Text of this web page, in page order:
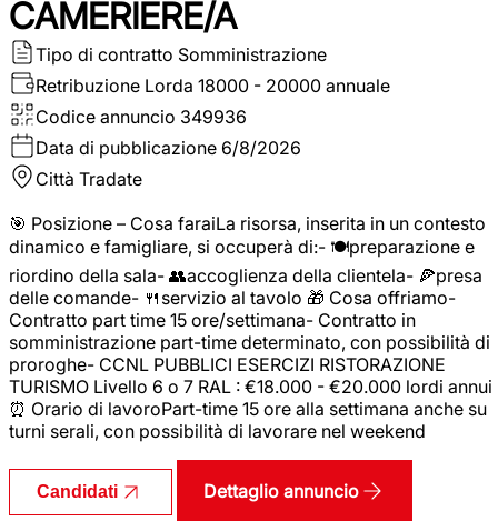
CAMERIERE/A
Tipo di contratto Somministrazione
Retribuzione Lorda 18000 - 20000 annuale
Codice annuncio 349936
Data di pubblicazione 6/8/2026
Città Tradate
🎯 Posizione – Cosa faraiLa risorsa, inserita in un contesto
dinamico e famigliare, si occuperà di:- 🍽️preparazione e
riordino della sala- 👥accoglienza della clientela- 🍕presa
delle comande- 🍴servizio al tavolo 🎁 Cosa offriamo-
Contratto part time 15 ore/settimana- Contratto in
somministrazione part-time determinato, con possibilità di
proroghe- CCNL PUBBLICI ESERCIZI RISTORAZIONE
TURISMO Livello 6 o 7 RAL : €18.000 - €20.000 lordi annui
⏰ Orario di lavoroPart-time 15 ore alla settimana anche su
turni serali, con possibilità di lavorare nel weekend
Candidati Dettaglio annuncio